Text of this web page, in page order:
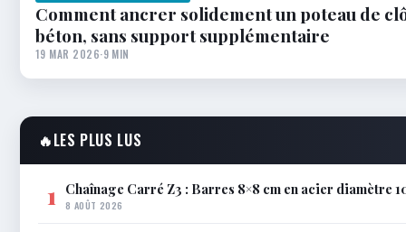
Comment ancrer solidement un poteau de
béton, sans support supplémentaire
19 MAR 2026·9 MIN
🔥LES PLUS LUS
1 Chaînage Carré Z3 : Barres 8×8 cm en acier diamètre
8 AOÛT 2026